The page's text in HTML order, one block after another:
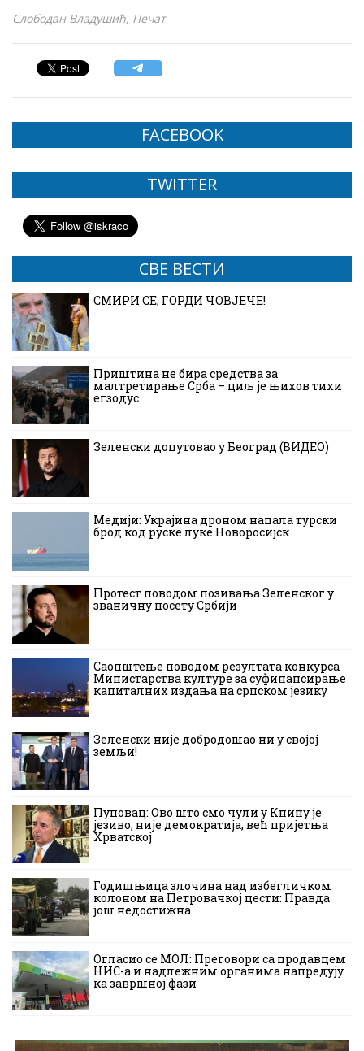
Слободан Владушић, Печат
FACEBOOK
TWITTER
СВЕ ВЕСТИ
СМИРИ СЕ, ГОРДИ ЧОВЈЕЧЕ!
Приштина не бира средства за
малтретирање Срба – циљ је њихов тихи
егзодус
Зеленски допутовао у Београд (ВИДЕО)
Медији: Украјина дроном напала турски
брод код руске луке Новоросијск
Протест поводом позивања Зеленског у
званичну посету Србији
Саопштење поводом резултата конкурса
Министарства културе за суфинансирање
капиталних издања на српском језику
Зеленски није добродошао ни у својој
земљи!
Пуповац: Ово што смо чули у Книну је
језиво, није демократија, већ пријетња
Хрватској
Годишњица злочина над избегличком
колоном на Петровачкој цести: Правда
још недостижна
Огласио се МОЛ: Преговори са продавцем
НИС-а и надлежним органима напредују
ка завршној фази